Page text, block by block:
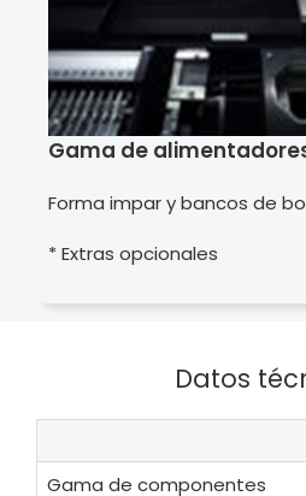
Gama de
Forma impar y bancos de
* Extras opcionales
Datos
Gama de componentes